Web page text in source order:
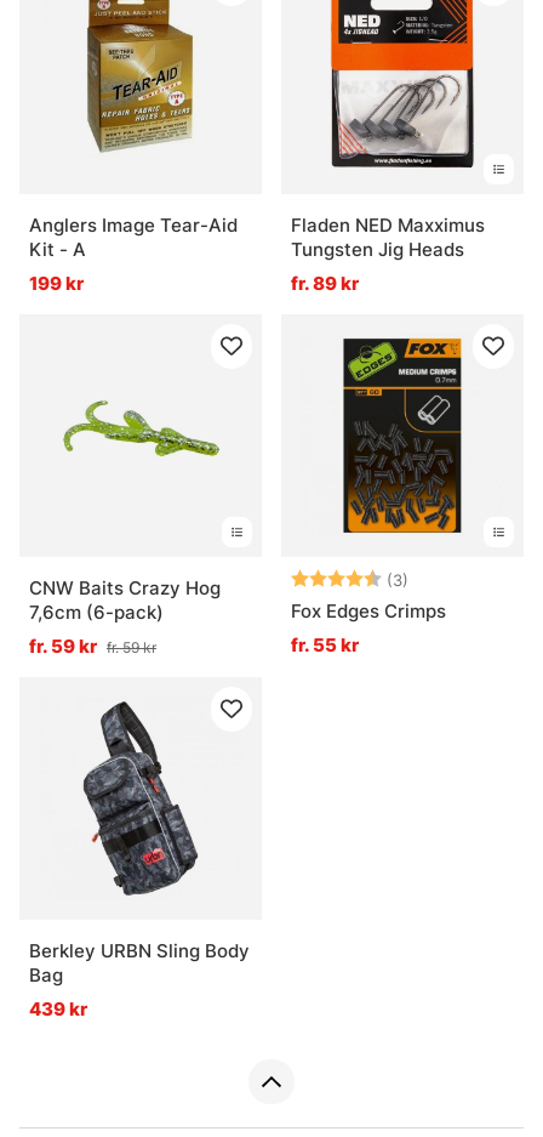
Anglers Image Tear-Aid
Kit - A
199 kr
Fladen NED Maxximus
Tungsten Jig Heads
fr. 89 kr
CNW Baits Crazy Hog
7,6cm (6-pack)
fr. 59 kr fr. 59 kr
Betyg: (3)
Fox Edges Crimps
fr. 55 kr
Berkley URBN Sling Body
Bag
439 kr